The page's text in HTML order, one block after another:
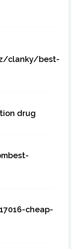
clanky/best-
drug
cheap-